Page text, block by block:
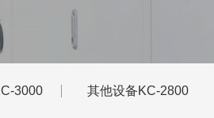
3000 其他设备KC-2800